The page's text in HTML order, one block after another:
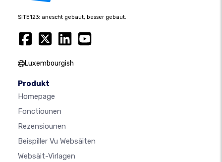
SITE123: anescht gebaut, besser gebaut.
Luxembourgish
Produkt
Homepage
Fonctiounen
Rezensiounen
Beispiller Vu Websäiten
Websäit-Virlagen